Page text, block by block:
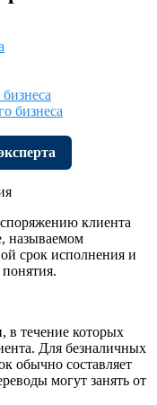
клиента
называемом
срок исполнения и
в течение которых
Для безналичных
обычно составляет
могут занять от